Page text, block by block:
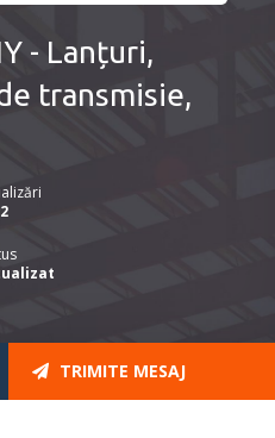
- Lanțuri,
transmisie,
TRIMITE MESAJ